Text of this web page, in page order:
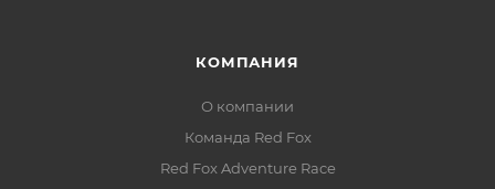
КОМПАНИЯ
О компании
Команда Red Fox
Red Fox Adventure Race